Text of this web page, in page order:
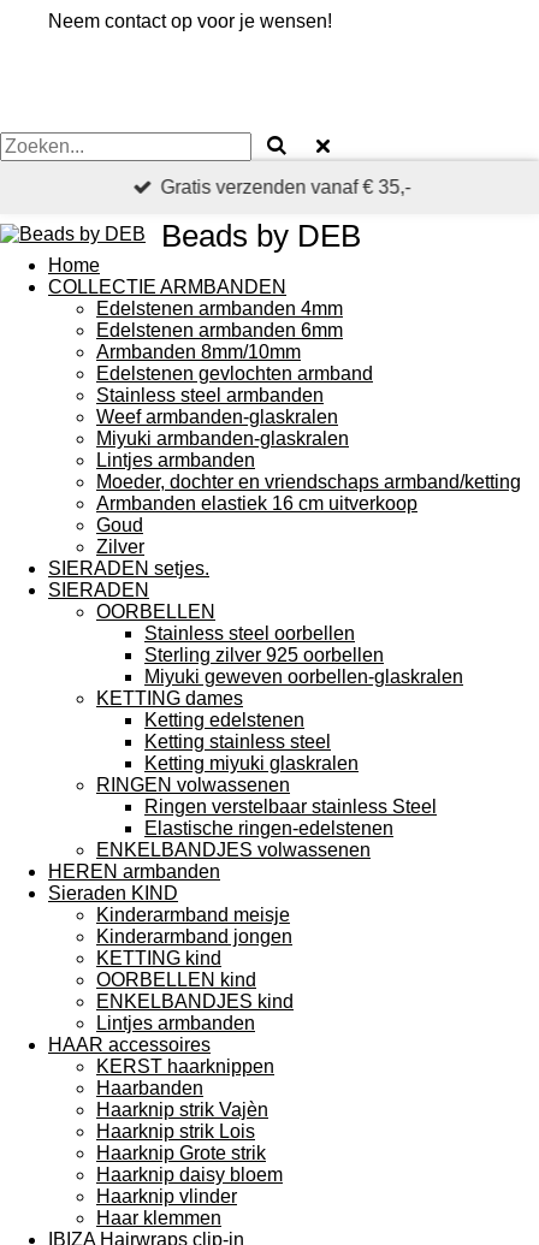
Neem contact op voor je wensen!
Gratis verzenden vanaf € 35,-
Beads by DEB
Home
COLLECTIE ARMBANDEN
Edelstenen armbanden 4mm
Edelstenen armbanden 6mm
Armbanden 8mm/10mm
Edelstenen gevlochten armband
Stainless steel armbanden
Weef armbanden-glaskralen
Miyuki armbanden-glaskralen
Lintjes armbanden
Moeder, dochter en vriendschaps armband/ketting
Armbanden elastiek 16 cm uitverkoop
Goud
Zilver
SIERADEN setjes.
SIERADEN
OORBELLEN
Stainless steel oorbellen
Sterling zilver 925 oorbellen
Miyuki geweven oorbellen-glaskralen
KETTING dames
Ketting edelstenen
Ketting stainless steel
Ketting miyuki glaskralen
RINGEN volwassenen
Ringen verstelbaar stainless Steel
Elastische ringen-edelstenen
ENKELBANDJES volwassenen
HEREN armbanden
Sieraden KIND
Kinderarmband meisje
Kinderarmband jongen
KETTING kind
OORBELLEN kind
ENKELBANDJES kind
Lintjes armbanden
HAAR accessoires
KERST haarknippen
Haarbanden
Haarknip strik Vajèn
Haarknip strik Lois
Haarknip Grote strik
Haarknip daisy bloem
Haarknip vlinder
Haar klemmen
IBIZA Hairwraps clip-in